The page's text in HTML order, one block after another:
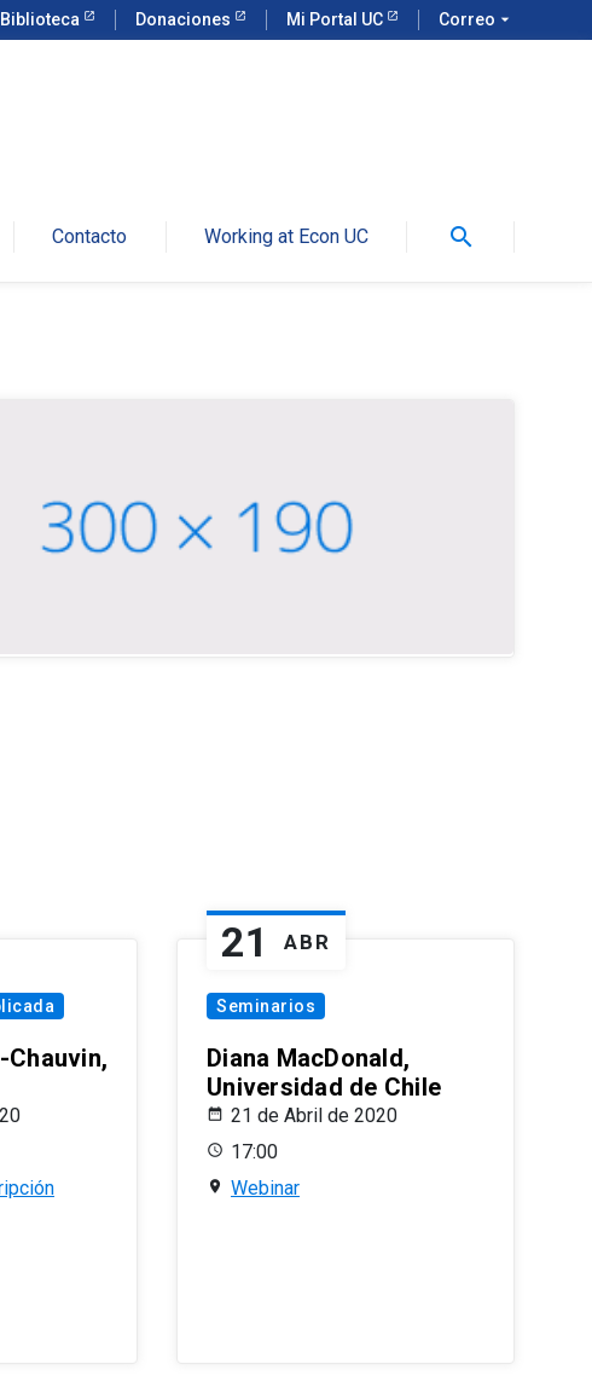
Biblioteca Donaciones Mi Portal UC Correo arrow_drop_down
Contacto Working at Econ UC search
Chauvin,
21 ABR
Seminarios
Diana MacDonald,
Universidad de Chile
21 de Abril de 2020
17:00
Webinar